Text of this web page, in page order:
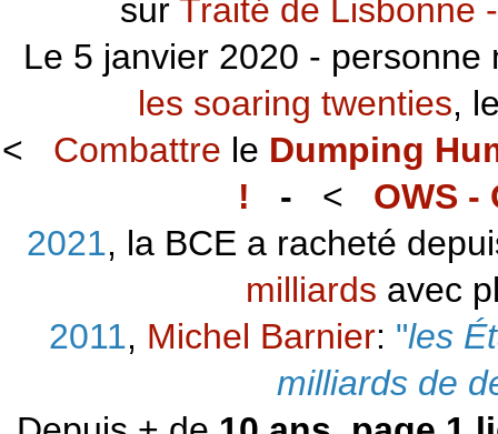
sur Traité de Lisbonne
Le 5 janvier 2020 -
les soaring twenties,
< Combattre le Dumping
! - < OWS -
2021, la BCE a racheté
milliards avec
2011, Michel Barnier: "les
milliards de